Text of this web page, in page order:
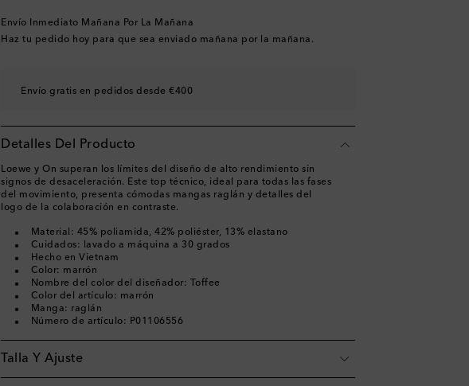
Envío Inmediato Mañana Por La Mañana
Haz tu pedido hoy para que sea enviado mañana por la mañana.
Envío gratis en pedidos desde €400
Detalles Del Producto
Loewe y On superan los límites del diseño de alto rendimiento sin
signos de desaceleración. Este top técnico, ideal para todas las fases
del movimiento, presenta cómodas mangas raglán y detalles del
logo de la colaboración en contraste.
Material: 45% poliamida, 42% poliéster, 13% elastano
Cuidados: lavado a máquina a 30 grados
Hecho en Vietnam
Color: marrón
Nombre del color del diseñador: Toffee
Color del artículo: marrón
Manga: raglán
Número de artículo: P01106556
Talla Y Ajuste